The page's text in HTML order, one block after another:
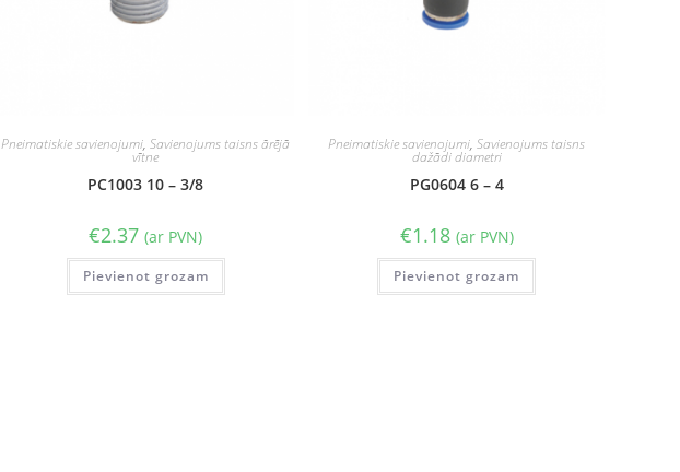
Pneimatiskie savienojumi,Savienojums taisns ārējā
vītne
PC1003 10 – 3/8
€2.37 (ar PVN)
Pievienot grozam
Pneimatiskie savienojumi,Savienojums taisns
dažādi diametri
PG0604 6 – 4
€1.18 (ar PVN)
Pievienot grozam